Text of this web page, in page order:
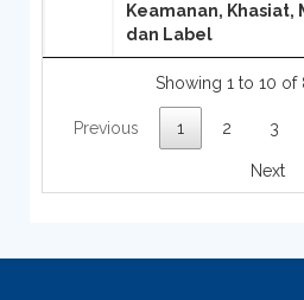
Keamanan, Khasiat,
dan Label
Showing 1 to 10 of
Previous 1 2 3
Next